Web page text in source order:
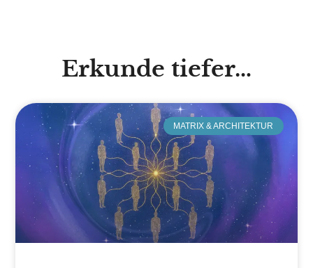
Erkunde tiefer…
MATRIX & ARCHITEKTUR